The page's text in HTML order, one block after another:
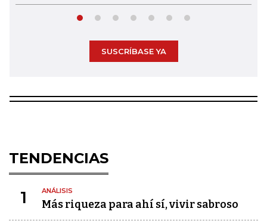
SUSCRÍBASE YA
TENDENCIAS
1 ANÁLISIS
Más riqueza para ahí sí, vivir sabroso